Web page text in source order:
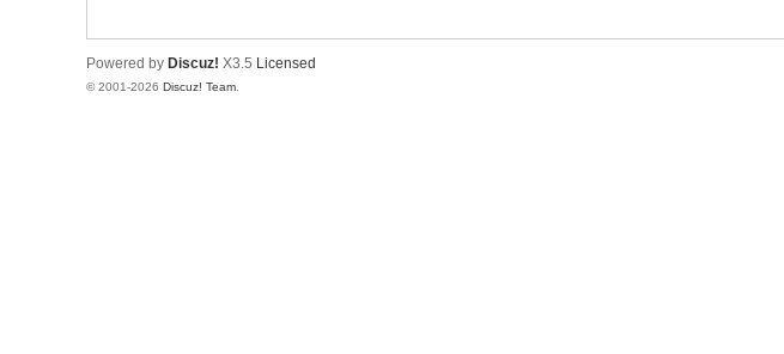
Powered by Discuz! X3.5 Licensed
© 2001-2026 Discuz! Team